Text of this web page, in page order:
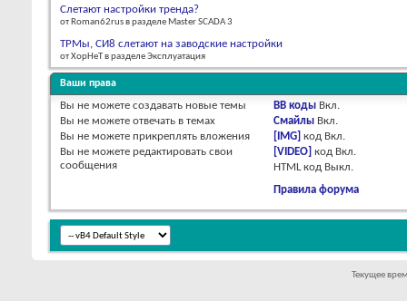
Слетают настройки тренда?
от Roman62rus в разделе Master SCADA 3
ТРМы, СИ8 слетают на заводские настройки
от XopHeT в разделе Эксплуатация
Ваши права
Вы не можете создавать новые темы
Вы не можете отвечать в темах
Вы не можете прикреплять вложения
Вы не можете редактировать свои
сообщения
BB коды Вкл.
Смайлы Вкл.
[IMG] код Вкл.
[VIDEO] код Вкл.
HTML код Выкл.
Правила форума
Текущее